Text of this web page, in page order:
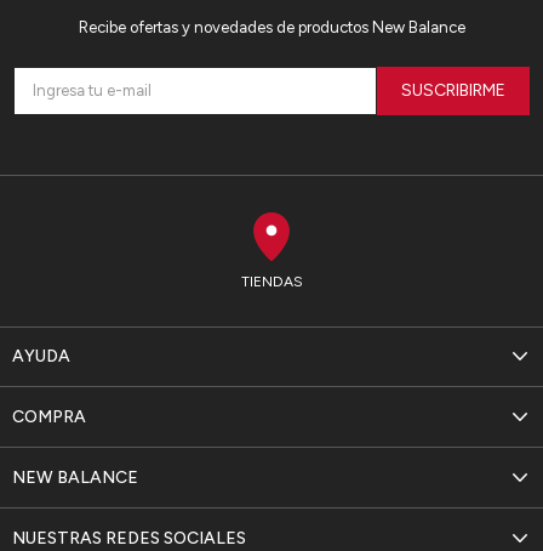
TIENDAS
AYUDA
NEW BALANCE
COMPRA
NUESTRAS REDES SOCIALES
Recibe ofertas y novedades de productos New Balance
SUSCRIBIRME